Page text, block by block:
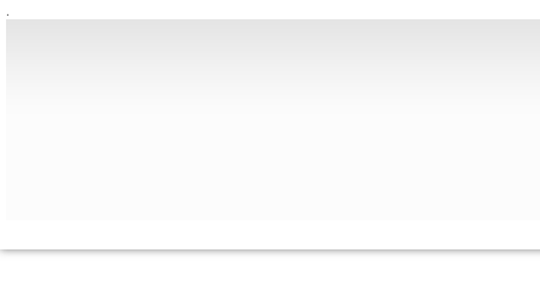
.